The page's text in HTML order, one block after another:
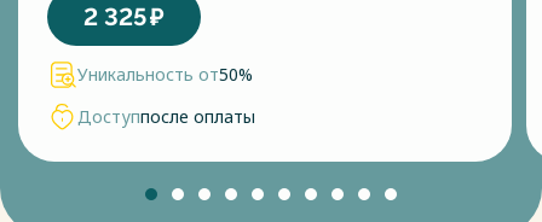
2 325₽
Уникальность от50%
Доступпосле оплаты